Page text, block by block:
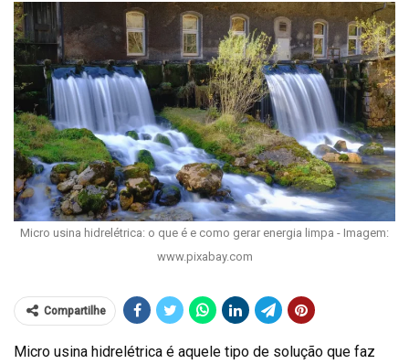
Micro usina hidrelétrica: o que é e como gerar energia limpa - Imagem:
www.pixabay.com
Compartilhe
Micro usina hidrelétrica é aquele tipo de solução que faz